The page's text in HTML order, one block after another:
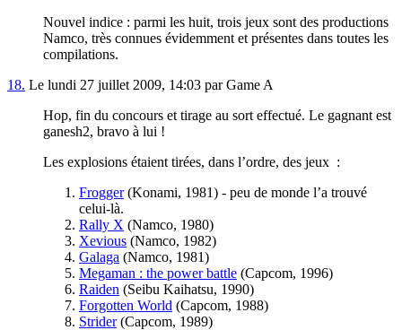
Nouvel indice : parmi les huit, trois jeux sont des productions
Namco, très connues évidemment et présentes dans toutes les
compilations.
18. Le lundi 27 juillet 2009, 14:03 par Game A
Hop, fin du concours et tirage au sort effectué. Le gagnant est
ganesh2, bravo à lui !
Les explosions étaient tirées, dans l’ordre, des jeux :
Frogger(Konami, 1981) - peu de monde l’a trouvé
celui-là.
Rally X (Namco, 1980)
Xevious (Namco, 1982)
Galaga (Namco, 1981)
Megaman : the power battle (Capcom, 1996)
Raiden (Seibu Kaihatsu, 1990)
Forgotten World (Capcom, 1988)
Strider(Capcom, 1989)